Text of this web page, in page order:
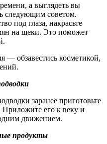
а выглядеть вы
следующим советом.
под глаза, накрасьте
на щеки. Это поможет
— обзавестись косметикой,
заранее приготовьте
его к веку и
движением.
продукты